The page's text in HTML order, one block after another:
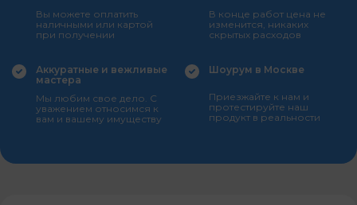
Вы можете оплатить
наличными или картой
при получении
В конце работ цена не
изменится, никаких
скрытых расходов
Аккуратные и вежливые
мастера
Мы любим свое дело. С
уважением относимся к
вам и вашему имуществу
Шоурум в Москве
Приезжайте к нам и
протестируйте наш
продукт в реальности